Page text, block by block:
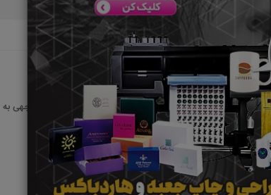
نمایش، بعد از رویت ، از روی سایت حذف می شود و هیچگونه وجهی
و تصاویر درج شده در آگهی ها به عهده کاربران است